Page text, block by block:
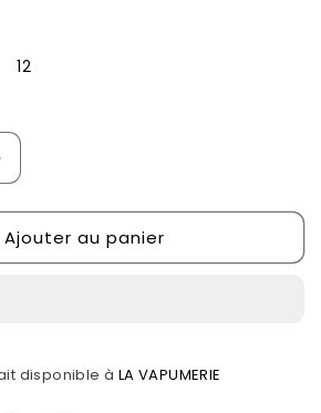
12
de
Ajouter au panier
disponible à LA VAPUMERIE